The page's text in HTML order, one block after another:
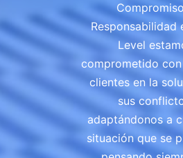
Responsabilidad
Level
comprometido
clientes en la
sus
adaptándonos a
situación que se